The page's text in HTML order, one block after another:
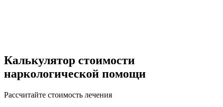
Калькулятор стоимости
наркологической помощи
Рассчитайте стоимость лечения